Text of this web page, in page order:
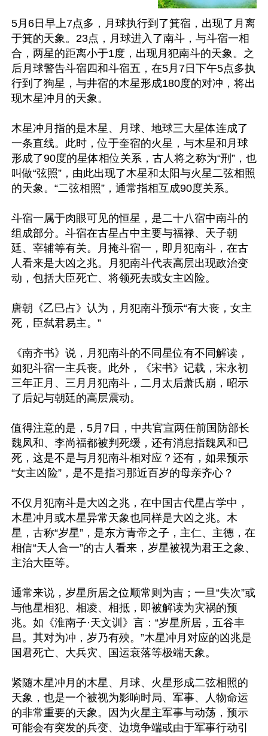
5月6日早上7点多，月球执行到了箕宿，出现了月离
于箕的天象。23点，月球进入了南斗，与斗宿一相
合，两星的距离小于1度，出现月犯南斗的天象。之
后月球警告斗宿四和斗宿五，在5月7日下午5点多执
行到了狗星，与井宿的木星形成180度的对冲，将出
现木星冲月的天象。
木星冲月指的是木星、月球、地球三大星体连成了
一条直线。此时，位于奎宿的火星，与木星和月球
形成了90度的星体相位关系，古人将之称为“刑”，也
叫做“弦照”，由此出现了木星和太阳与火星二弦相照
的天象。“二弦相照”，通常指相互成90度关系。
斗宿一属于肉眼可见的恒星，是二十八宿中南斗的
组成部分。斗宿在古星占中主要与福禄、天子朝
廷、宰辅等有关。月掩斗宿一，即月犯南斗，在古
人看来是大凶之兆。月犯南斗代表高层出现政治变
动，包括大臣死亡、将领死去或女主凶险。
唐朝《乙巳占》认为，月犯南斗预示“有大丧，女主
死，臣弑君易主。”
《南齐书》说，月犯南斗的不同星位有不同解读，
如犯斗宿一主兵丧。此外，《宋书》记载，宋永初
三年正月、三月月犯南斗，二月太后萧氏崩，昭示
了后妃与朝廷的高层震动。
值得注意的是，5月7日，中共官宣两任前国防部长
魏凤和、李尚福都被判死缓，还有消息指魏凤和已
死，这是不是与月犯南斗相对应？还有，如果预示
“女主凶险”，是不是指习那近百岁的母亲齐心？
不仅月犯南斗是大凶之兆，在中国古代星占学中，
木星冲月或木星异常天象也同样是大凶之兆。木
星，古称“岁星”，是东方青帝之子，主仁、主德，在
相信“天人合一”的古人看来，岁星被视为君王之象、
主治大臣等。
通常来说，岁星所居之位顺常则为吉；一旦“失次”或
与他星相犯、相凌、相抵，即被解读为灾祸的预
兆。如《淮南子·天文训》言：“岁星所居，五谷丰
昌。其对为冲，岁乃有殃。”木星冲月对应的凶兆是
国君死亡、大兵灾、国运衰落等极端天象。
紧随木星冲月的木星、月球、火星形成二弦相照的
天象，也是一个被视为影响时局、军事、人物命运
的非常重要的天象。因为火星主军事与动荡，预示
可能会有突发的兵变、边境争端或由于军事行动引